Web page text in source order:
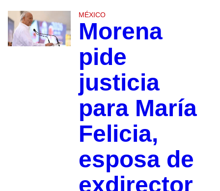
MÉXICO
Morena
pide
justicia
para María
Felicia,
esposa de
exdirector